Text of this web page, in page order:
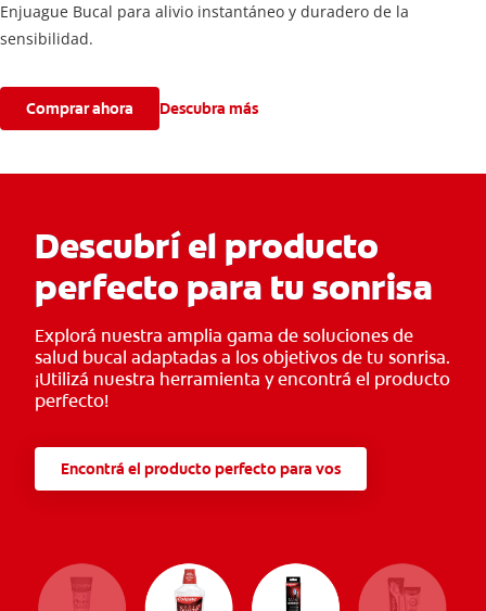
Enjuague Bucal para alivio instantáneo y duradero de la
sensibilidad.
Comprar ahora Descubra más
Descubrí el producto
perfecto para tu sonrisa
Explorá nuestra amplia gama de soluciones de
salud bucal adaptadas a los objetivos de tu sonrisa.
¡Utilizá nuestra herramienta y encontrá el producto
perfecto!
Encontrá el producto perfecto para vos